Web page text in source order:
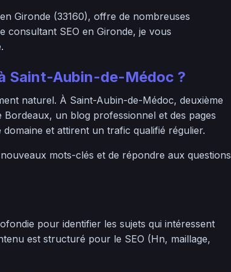
Gironde (33160), offre de nombreuses
consultant SEO en Gironde, je vous
Saint-Aubin-de-Médoc ?
naturel. À Saint-Aubin-de-Médoc, deuxième
un blog professionnel et des pages
et attirent un trafic qualifié régulier.
mots-clés et de répondre aux questions
pour identifier les sujets qui intéressent
est structuré pour le SEO (Hn, maillage,